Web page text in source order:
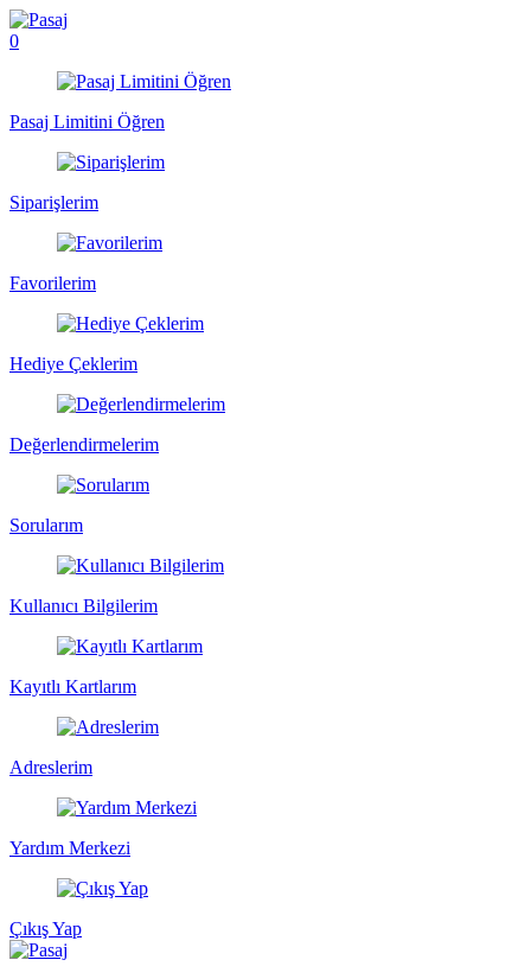
0
Pasaj Limitini Öğren
Siparişlerim
Favorilerim
Hediye Çeklerim
Değerlendirmelerim
Sorularım
Kullanıcı Bilgilerim
Kayıtlı Kartlarım
Adreslerim
Yardım Merkezi
Çıkış Yap